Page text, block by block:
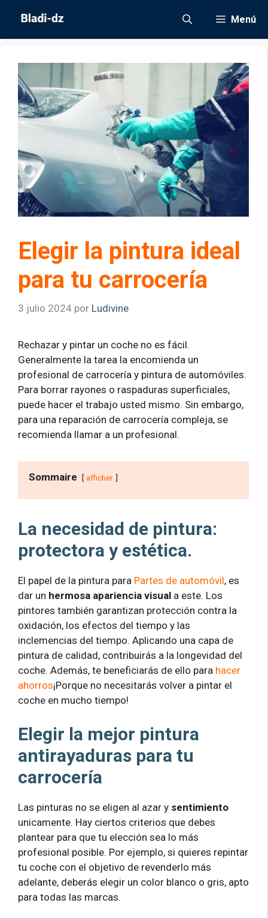
contenido
Menú
Elegir la pintura ideal
para tu carrocería
3 julio 2024 por Ludivine
Rechazar y pintar un coche no es fácil.
Generalmente la tarea la encomienda un
profesional de carrocería y pintura de automóviles.
Para borrar rayones o raspaduras superficiales,
puede hacer el trabajo usted mismo. Sin embargo,
para una reparación de carrocería compleja, se
recomienda llamar a un profesional.
Sommaire afficher
La necesidad de pintura:
protectora y estética.
El papel de la pintura para Partes de automóvil, es
dar un hermosa apariencia visual a este. Los
pintores también garantizan protección contra la
oxidación, los efectos del tiempo y las
inclemencias del tiempo. Aplicando una capa de
pintura de calidad, contribuirás a la longevidad del
coche. Además, te beneficiarás de ello para hacer
ahorros¡Porque no necesitarás volver a pintar el
coche en mucho tiempo!
Elegir la mejor pintura
antirayaduras para tu
carrocería
Las pinturas no se eligen al azar y sentimiento
unicamente. Hay ciertos criterios que debes
plantear para que tu elección sea lo más
profesional posible. Por ejemplo, si quieres repintar
tu coche con el objetivo de revenderlo más
adelante, deberás elegir un color blanco o gris, apto
para todas las marcas.